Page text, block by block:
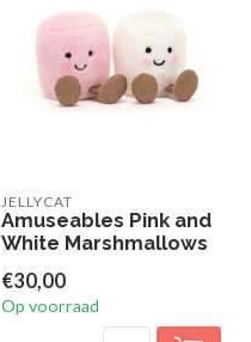
JELLYCAT
Amuseables Pink and
White Marshmallows
€30,00
Op voorraad